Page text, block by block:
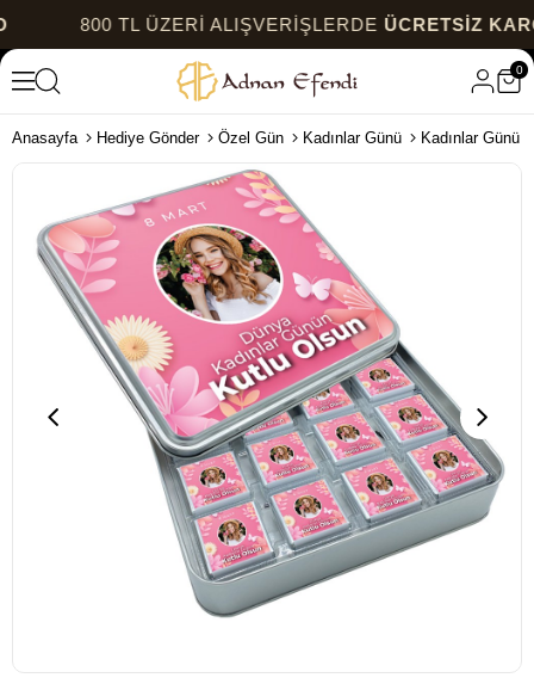
800 TL ÜZERİ ALIŞVERİŞLERDEÜCRETSİZ KARGO
0
Anasayfa Hediye Gönder Özel Gün Kadınlar Günü